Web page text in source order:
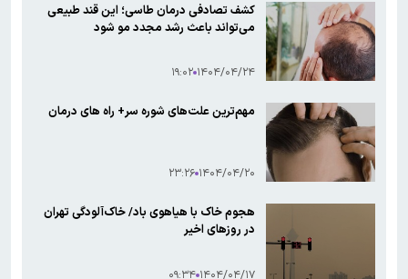
کشف تصادفی درمان طاسی؛ این قند طبیعی
می‌تواند باعث رشد مجدد مو ‌شود
۱۴۰۴/۰۴/۲۴ ۱۹:۰۲
مهم‌ترین علت‌های شوره سر+ راه های درمان
۱۴۰۴/۰۴/۲۰ ۲۳:۲۶
هجوم خاک با هیاهوی باد/ خاک‌آلودگی تهران
در روزهای اخیر
۱۴۰۴/۰۴/۱۷ ۰۹:۳۴